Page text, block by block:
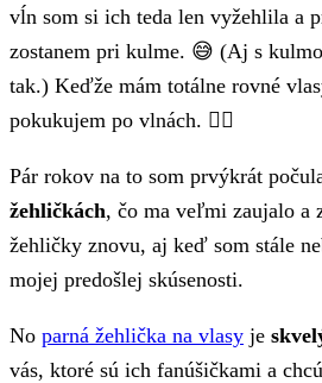
vĺn som si ich teda len vyžehlila a
zostanem pri kulme. 😅 (Aj s
tak.) Keďže mám totálne rovné
pokukujem po vlnách. 👱‍♀️
Pár rokov na to som prvýkrát
žehličkách, čo ma veľmi zaujalo a
žehličky znovu, aj keď som stále
mojej predošlej skúsenosti.
No parná žehlička na vlasy je
vás, ktoré sú ich fanúšičkami a chcú